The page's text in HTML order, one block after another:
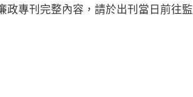
政專刊完整內容，請於出刊當日前往監